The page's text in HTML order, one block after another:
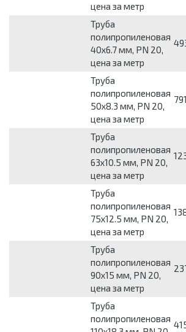
цена за метр
Труба
полипропиленовая
40x6.7 мм, PN 20,
цена за метр
Труба
полипропиленовая
50x8.3 мм, PN 20,
цена за метр
Труба
полипропиленовая
63x10.5 мм, PN 20,
цена за метр
Труба
полипропиленовая
75x12.5 мм, PN 20,
цена за метр
Труба
полипропиленовая
90x15 мм, PN 20,
цена за метр
Труба
полипропиленовая